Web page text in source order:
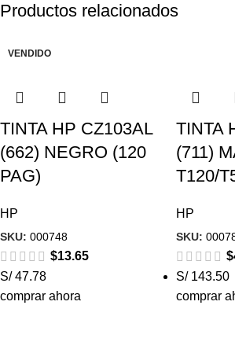
Productos relacionados
VENDIDO
TINTA HP CZ103AL
(662) NEGRO (120
PAG)
HP
SKU: 000748
$13.65
S/ 47.78
comprar ahora
TINTA
(711)
T120/
HP
SKU:
$
S/ 143.50
comprar